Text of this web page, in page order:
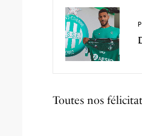
Toutes nos